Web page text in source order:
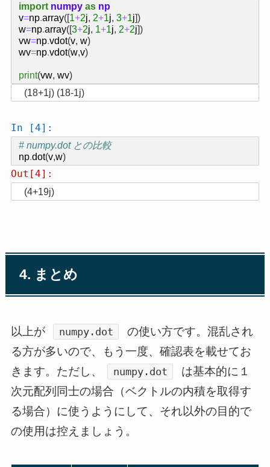
import numpy as np
v=np.array([1+2j, 2+1j, 3+1j])
w=np.array([3+2j, 1+1j, 2+2j])
vw=np.vdot(v, w)
wv=np.vdot(w,v)
print(vw, wv)
(18+1j) (18-1j)
In [4]:
# numpy.dot との比較
np.dot(v,w)
Out[4]:
(4+19j)
4. まとめ
以上が numpy.dot
の使い方です。混乱され
る方が多いので、もう一度、確認表を載せてお
きます。ただし、
numpy.dot
は基本的に１
次元配列同士の場合（ベクトルの内積を取得す
る場合）に使うようにして、それ以外の目的で
の使用は控えましょう。